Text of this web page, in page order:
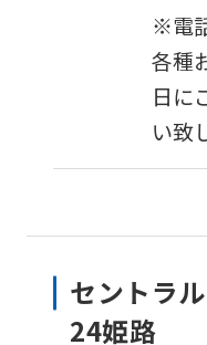
※電
各種
日に
い致
セントラ
24姫路